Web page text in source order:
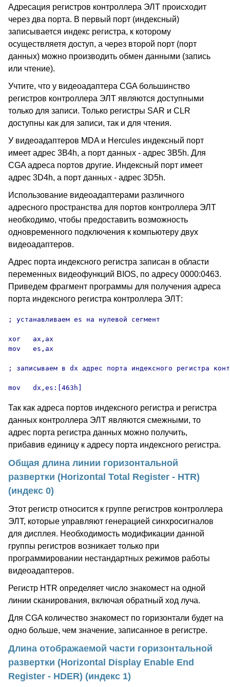
Адресация регистров контроллера ЭЛТ происходит
через два порта. В первый порт (индексный)
записывается индекс регистра, к которому
осуществляетя доступ, а через второй порт (порт
данных) можно производить обмен данными (запись
или чтение).
Учтите, что у видеоадаптера CGA большинство
регистров контроллера ЭЛТ являются доступными
только для записи. Только регистры SAR и CLR
доступны как для записи, так и для чтения.
У видеоадаптеров MDA и Hercules индексный порт
имеет адрес 3B4h, а порт данных - адрес 3B5h. Для
CGA адреса портов другие. Индексный порт имеет
адрес 3D4h, а порт данных - адрес 3D5h.
Использование видеоадаптерами различного
адресного пространства для портов контроллера ЭЛТ
необходимо, чтобы предоставить возможность
одновременного подключения к компьютеру двух
видеоадаптеров.
Адрес порта индексного регистра записан в области
переменных видеофункций BIOS, по адресу 0000:0463.
Приведем фрагмент программы для получения адреса
порта индексного регистра контроллера ЭЛТ:
; устанавливаем es на нулевой сегмент
xor   ax,ax
mov   es,ax
; записываем в dx адрес порта индексного регистра
mov   dx,es:[463h]
Так как адреса портов индексного регистра и регистра
данных контроллера ЭЛТ являются смежными, то
адрес порта регистра данных можно получить,
прибавив единицу к адресу порта индексного регистра.
Общая длина линии горизонтальной
развертки (Horizontal Total Register - HTR)
(индекс 0)
Этот регистр относится к группе регистров контроллера
ЭЛТ, которые управляют генерацией синхросигналов
для дисплея. Необходимость модификации данной
группы регистров возникает только при
программировании нестандартных режимов работы
видеоадаптеров.
Регистр HTR определяет число знакомест на одной
линии сканирования, включая обратный ход луча.
Для CGA количество знакомест по горизонтали будет на
одно больше, чем значение, записанное в регистре.
Длина отображаемой части горизонтальной
развертки (Horizontal Display Enable End
Register - HDER) (индекс 1)